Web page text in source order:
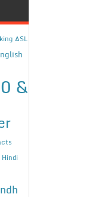
ASL
&
Hindi